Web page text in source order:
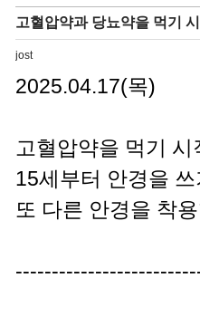
고혈압약과 당뇨약을 먹기
jost
2025.04.17(목)
고혈압약을 먹기 시
15세부터 안경을
또 다른 안경을 착